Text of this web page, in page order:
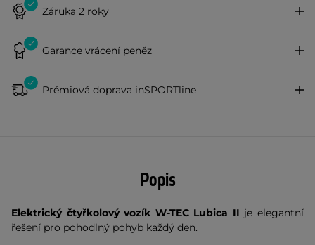
Záruka 2 roky
Garance vrácení peněz
Prémiová doprava inSPORTline
Popis
Elektrický čtyřkolový vozík W-TEC Lubica II je elegantní
řešení pro pohodlný pohyb každý den.